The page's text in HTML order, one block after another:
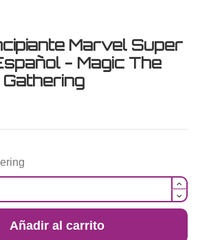
Marvel Super
- Magic The
Gathering
Añadir al carrito